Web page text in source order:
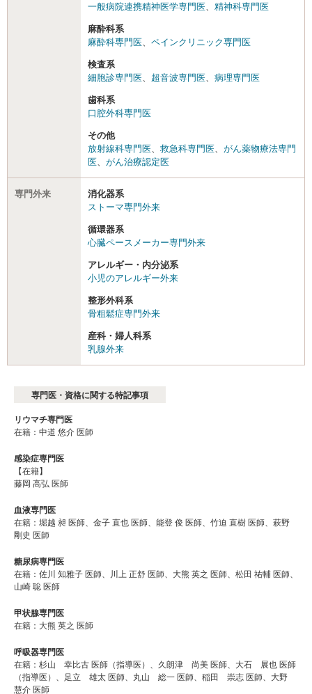
一般病院連携精神医学専門医
精神科専門医
麻酔科系
麻酔科専門医
ペインクリニック専門医
検査系
細胞診専門医
超音波専門医 病理専門医
歯科系
口腔外科専門医
その他
放射線科専門医
救急科専門医
がん薬物療法専門
医
がん治療認定医
専門外来
消化器系
ストーマ専門外来
循環器系
心臓ペースメーカー専門外来
アレルギー・内分泌系
小児のアレルギー外来
整形外科系
骨粗鬆症専門外来
産科・婦人科系
乳腺外来
専門医・資格に関する特記事項
リウマチ専門医
在籍：中道 悠介 医師
感染症専門医
【在籍】
藤岡 高弘 医師
血液専門医
在籍：堀越 昶 医師、金子 直也 医師、能登 俊 医師、竹迫 直樹 医師、萩野
剛史 医師
糖尿病専門医
在籍：佐川 知雅子 医師、川上 正舒 医師、大熊 英之 医師、松田 祐輔 医師、
山崎 聡 医師
甲状腺専門医
在籍：大熊 英之 医師
呼吸器専門医
在籍：杉山 幸比古 医師（指導医）、久朗津 尚美 医師、大石 展也 医師
（指導医）、足立 雄太 医師、丸山 総一 医師、稲田 崇志 医師、大野
慧介 医師